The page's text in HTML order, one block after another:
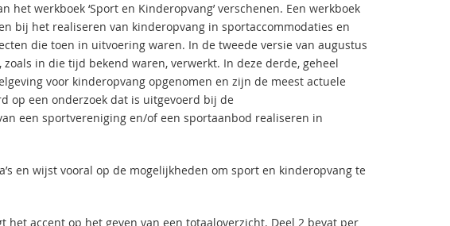
werkboek ‘Sport en Kinderopvang’ verschenen. Een werkboek
bij het realiseren van kinderopvang in sportaccommodaties en
die toen in uitvoering waren. In de tweede versie van augustus
in die tijd bekend waren, verwerkt. In deze derde, geheel
voor kinderopvang opgenomen en zijn de meest actuele
op een onderzoek dat is uitgevoerd bij de
een sportvereniging en/of een sportaanbod realiseren in
en wijst vooral op de mogelijkheden om sport en kinderopvang te
accent op het geven van een totaaloverzicht. Deel 2 bevat per